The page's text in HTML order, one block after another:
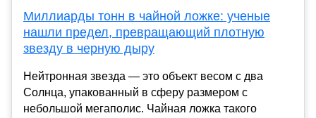
Миллиарды тонн в чайной ложке: ученые
нашли предел, превращающий плотную
звезду в черную дыру
Нейтронная звезда — это объект весом с два
Солнца, упакованный в сферу размером с
небольшой мегаполис. Чайная ложка такого